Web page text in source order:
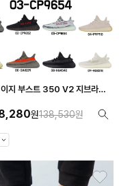
이지 부스트 350 V2 지브라
원138,530원